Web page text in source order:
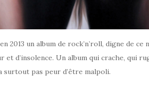
2013 un album de rock’n’roll, digne de ce
et d’insolence. Un album qui crache, qui
surtout pas peur d’être malpoli.